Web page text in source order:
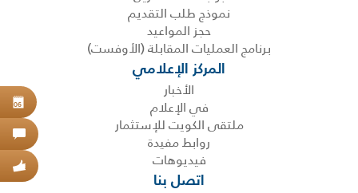
نموذج طلب التقديم
حجز المواعيد
برنامج العمليات المقابلة (الأوفست)
المركز الإعلامي
الأخبار
في الإعلام
ملتقى الكويت للإستثمار
روابط مفيدة
فيديوهات
اتصل بنا
06